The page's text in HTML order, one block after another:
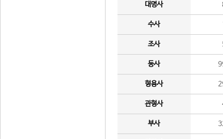
대명사
수사
조사
동사
형용사
관형사
부사